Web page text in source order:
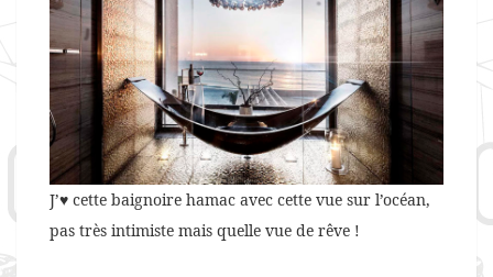
J’♥ cette baignoire hamac avec cette vue sur l’océan,
pas très intimiste mais quelle vue de rêve !